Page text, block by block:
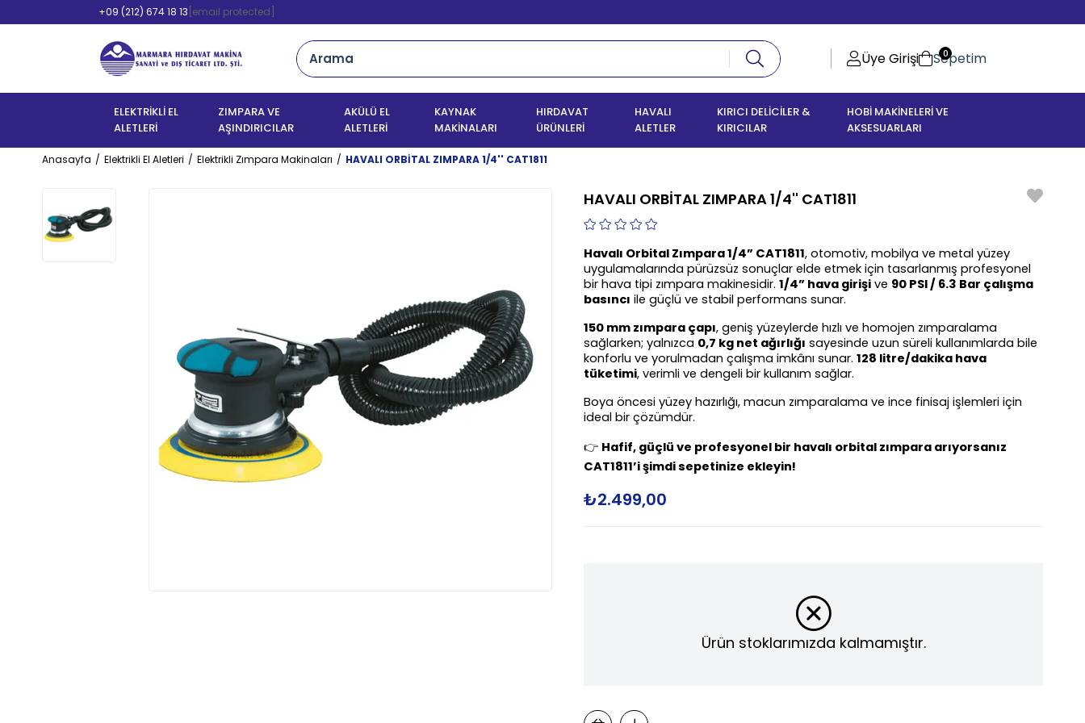
+09 (212) 674 18 13 [email protected]
Üye Girişi Sepetim
0
ELEKTRİKLİ EL
ALETLERİ
ZIMPARA VE
AŞINDIRICILAR
AKÜLÜ EL
ALETLERİ
KAYNAK
MAKİNALARI
HIRDAVAT
ÜRÜNLERİ
HAVALI
ALETLER
KIRICI DELİCİLER &
KIRICILAR
HOBİ MAKİNELERİ VE
AKSESUARLARI
Anasayfa Elektrikli El Aletleri Elektrikli Zımpara Makinaları HAVALI ORBİTAL ZIMPARA 1/4'' CAT1811
HAVALI ORBİTAL ZIMPARA 1/4'' CAT1811
Havalı Orbital Zımpara 1/4” CAT1811, otomotiv, mobilya ve metal yüzey
uygulamalarında pürüzsüz sonuçlar elde etmek için tasarlanmış profesyonel
bir hava tipi zımpara makinesidir. 1/4” hava girişi ve 90 PSI / 6.3 Bar çalışma
basıncı ile güçlü ve stabil performans sunar.
150 mm zımpara çapı, geniş yüzeylerde hızlı ve homojen zımparalama
sağlarken; yalnızca 0,7 kg net ağırlığı sayesinde uzun süreli kullanımlarda bile
konforlu ve yorulmadan çalışma imkânı sunar. 128 litre/dakika hava
tüketimi, verimli ve dengeli bir kullanım sağlar.
Boya öncesi yüzey hazırlığı, macun zımparalama ve ince finisaj işlemleri için
ideal bir çözümdür.
👉 Hafif, güçlü ve profesyonel bir havalı orbital zımpara arıyorsanız
CAT1811’i şimdi sepetinize ekleyin!
₺2.499,00
Ürün stoklarımızda kalmamıştır.